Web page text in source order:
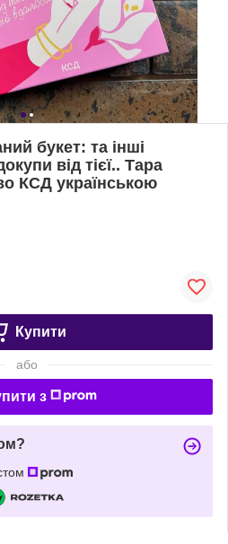
букет: та інші
від тієї.. Тара
КСД українською
Купити
або
з